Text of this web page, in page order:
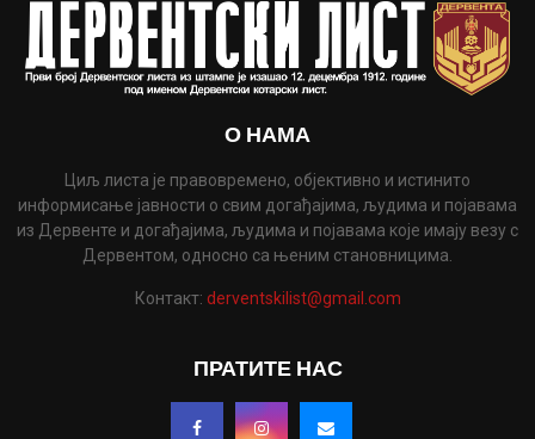
О НАМА
Циљ листа је правовремено, објективно и истинито
информисање јавности о свим догађајима, људима и појавама
из Дервенте и догађајима, људима и појавама које имају везу с
Дервентом, односно са њеним становницима.
Контакт: derventskilist@gmail.com
ПРАТИТЕ НАС